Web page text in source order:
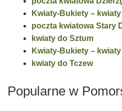
Kwiaty-Bukiety –
poczta kwiatowa Stary
kwiaty do Sztum
Kwiaty-Bukiety –
kwiaty do Tczew
Popularne w